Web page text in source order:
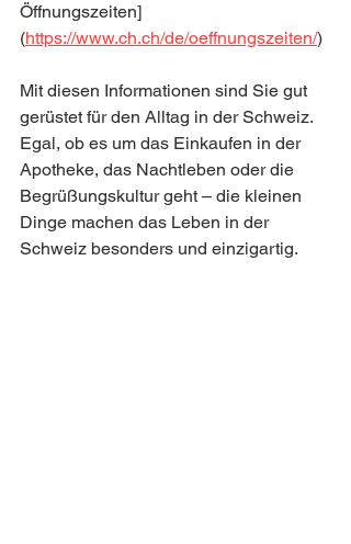
Öffnungszeiten]
(https://www.ch.ch/de/oeffnungszeiten/)
Mit diesen Informationen sind Sie gut
gerüstet für den Alltag in der Schweiz.
Egal, ob es um das Einkaufen in der
Apotheke, das Nachtleben oder die
Begrüßungskultur geht – die kleinen
Dinge machen das Leben in der
Schweiz besonders und einzigartig.